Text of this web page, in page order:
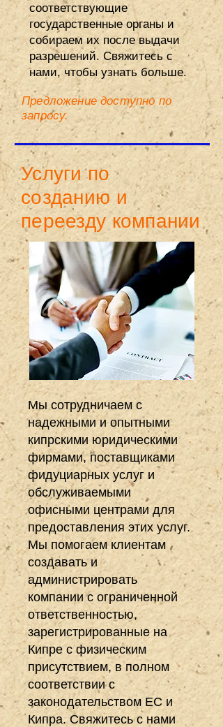
соответствующие
государственные органы и
собираем их после выдачи
разрешений. Свяжитесь с
нами, чтобы узнать больше.
Предложение доступно по
запросу.
Услуги по
созданию и
переезду компании
Мы сотрудничаем с
надежными и опытными
кипрскими юридическими
фирмами, поставщиками
фидуциарных услуг и
обслуживаемыми
офисными центрами для
предоставления этих услуг.
Мы помогаем клиентам
создавать и
администрировать
компании с ограниченной
ответственностью,
зарегистрированные на
Кипре с физическим
присутствием, в полном
соответствии с
законодательством ЕС и
Кипра. Свяжитесь с нами